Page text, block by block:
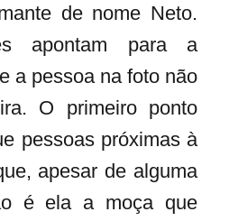
de nome Neto.
apontam para a
a pessoa na foto não
O primeiro ponto
pessoas próximas à
apesar de alguma
é ela a moça que